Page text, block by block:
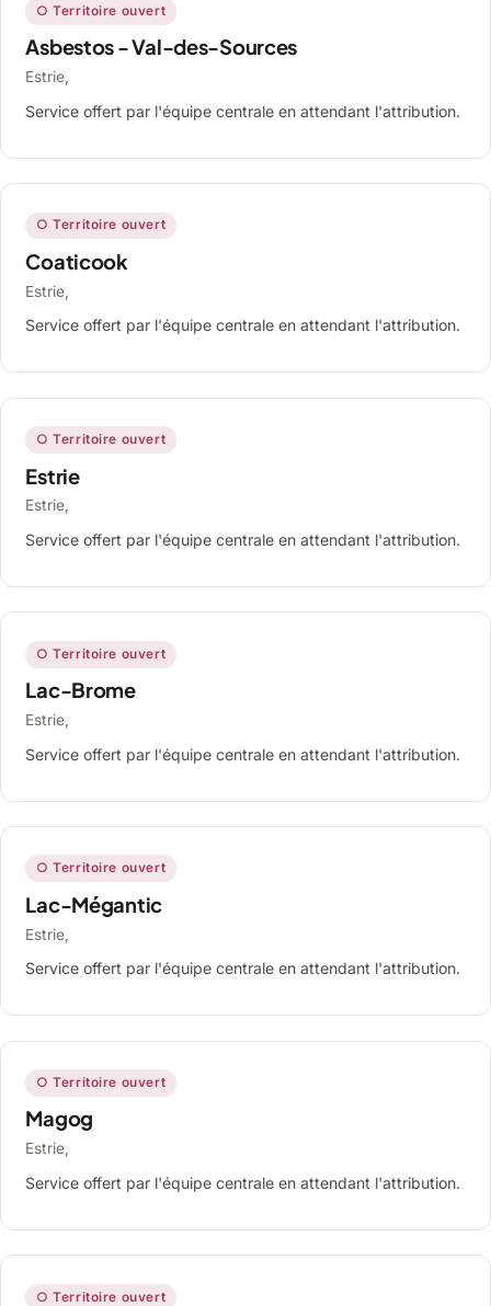
○ Territoire ouvert
Asbestos - Val-des-Sources
Estrie,
Service offert par l'équipe centrale en attendant l'attribution.
○ Territoire ouvert
Coaticook
Estrie,
Service offert par l'équipe centrale en attendant l'attribution.
○ Territoire ouvert
Estrie
Estrie,
Service offert par l'équipe centrale en attendant l'attribution.
○ Territoire ouvert
Lac-Brome
Estrie,
Service offert par l'équipe centrale en attendant l'attribution.
○ Territoire ouvert
Lac-Mégantic
Estrie,
Service offert par l'équipe centrale en attendant l'attribution.
○ Territoire ouvert
Magog
Estrie,
Service offert par l'équipe centrale en attendant l'attribution.
○ Territoire ouvert